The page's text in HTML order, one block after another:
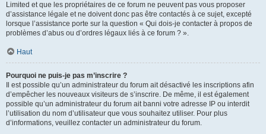
Limited et que les propriétaires de ce forum ne peuvent pas vous proposer
d’assistance légale et ne doivent donc pas être contactés à ce sujet, excepté
lorsque l’assistance porte sur la question « Qui dois-je contacter à propos de
problèmes d’abus ou d’ordres légaux liés à ce forum ? ».
Haut
Pourquoi ne puis-je pas m’inscrire ?
Il est possible qu’un administrateur du forum ait désactivé les inscriptions afin
d’empêcher les nouveaux visiteurs de s’inscrire. De même, il est également
possible qu’un administrateur du forum ait banni votre adresse IP ou interdit
l’utilisation du nom d’utilisateur que vous souhaitez utiliser. Pour plus
d’informations, veuillez contacter un administrateur du forum.